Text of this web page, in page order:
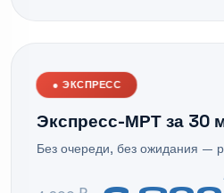
● ЭКСПРЕСС
Экспресс-МРТ за 30
Без очереди, без ожидания —